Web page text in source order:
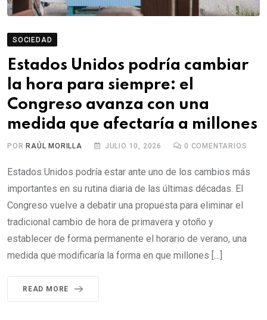
SOCIEDAD
Estados Unidos podría cambiar
la hora para siempre: el
Congreso avanza con una
medida que afectaría a millones
POR RAÚL MORILLA JULIO 10, 2026 0 COMENTARIOS
Estados Unidos podría estar ante uno de los cambios más
importantes en su rutina diaria de las últimas décadas. El
Congreso vuelve a debatir una propuesta para eliminar el
tradicional cambio de hora de primavera y otoño y
establecer de forma permanente el horario de verano, una
medida que modificaría la forma en que millones […]
READ MORE